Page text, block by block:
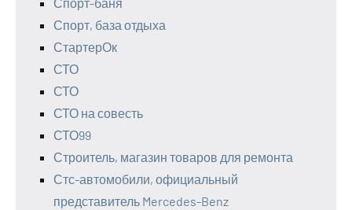
Спорт-баня
Спорт, база отдыха
СтартерОк
СТО
СТО
СТО на совесть
СТО99
Строитель, магазин товаров для ремонта
Стс-автомобили, официальный
представитель Mercedes-Benz